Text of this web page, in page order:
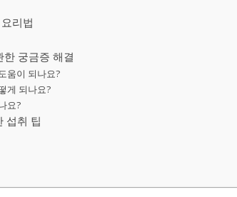
리법
궁금증 해결
움이 되나요?
게 되나요?
요?
섭취 팁